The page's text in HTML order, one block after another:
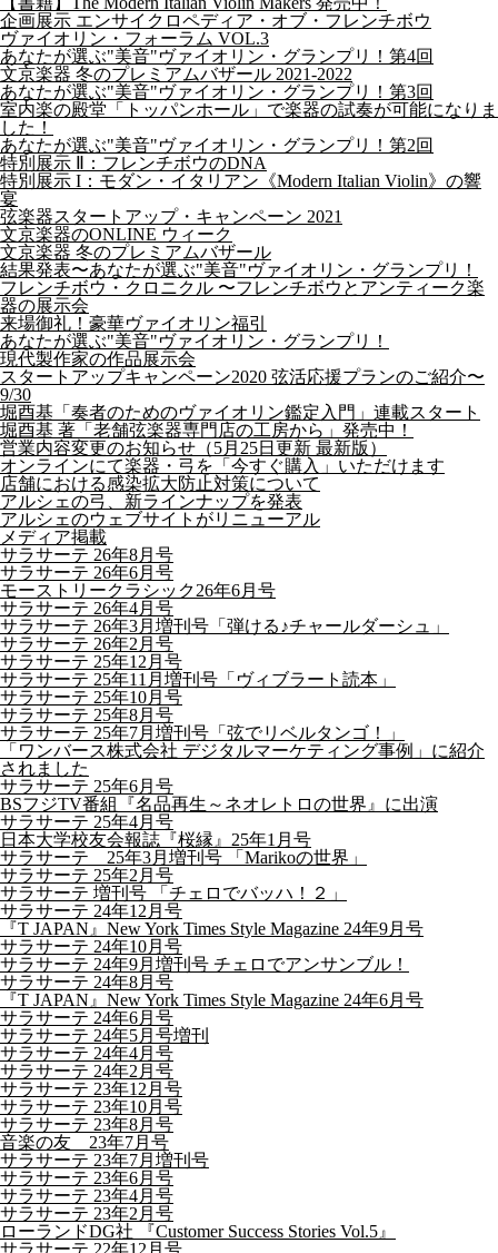
企画展示 エンサイクロペディア・オブ・フレンチボウ
ヴァイオリン・フォーラム VOL.3
あなたが選ぶ"美音"ヴァイオリン・グランプリ！第4回
文京楽器 冬のプレミアムバザール 2021-2022
あなたが選ぶ"美音"ヴァイオリン・グランプリ！第3回
室内楽の殿堂「トッパンホール」で楽器の試奏が可能になりま
した！
あなたが選ぶ"美音"ヴァイオリン・グランプリ！第2回
特別展示 Ⅱ：フレンチボウのDNA
特別展示 I：モダン・イタリアン《Modern Italian Violin》の響
宴
弦楽器スタートアップ・キャンペーン 2021
文京楽器のONLINE ウィーク
文京楽器 冬のプレミアムバザール
結果発表〜あなたが選ぶ"美音"ヴァイオリン・グランプリ！
フレンチボウ・クロニクル 〜フレンチボウとアンティーク楽
器の展示会
来場御礼！豪華ヴァイオリン福引
あなたが選ぶ"美音"ヴァイオリン・グランプリ！
現代製作家の作品展示会
スタートアップキャンペーン2020 弦活応援プランのご紹介〜
9/30
堀酉基「奏者のためのヴァイオリン鑑定入門」連載スタート
堀酉基 著「老舗弦楽器専門店の工房から」発売中！
営業内容変更のお知らせ（5月25日更新 最新版）
オンラインにて楽器・弓を「今すぐ購入」いただけます
店舗における感染拡大防止対策について
アルシェの弓、新ラインナップを発表
アルシェのウェブサイトがリニューアル
メディア掲載
サラサーテ 26年8月号
サラサーテ 26年6月号
モーストリークラシック26年6月号
サラサーテ 26年4月号
サラサーテ 26年3月増刊号「弾ける♪チャールダーシュ」
サラサーテ 26年2月号
サラサーテ 25年12月号
サラサーテ 25年11月増刊号「ヴィブラート読本」
サラサーテ 25年10月号
サラサーテ 25年8月号
サラサーテ 25年7月増刊号「弦でリベルタンゴ！」
「ワンバース株式会社 デジタルマーケティング事例」に紹介
されました
サラサーテ 25年6月号
BSフジTV番組『名品再生～ネオレトロの世界』に出演
サラサーテ 25年4月号
日本大学校友会報誌『桜縁』25年1月号
サラサーテ 25年3月増刊号 「Marikoの世界」
サラサーテ 25年2月号
サラサーテ 増刊号 「チェロでバッハ！２」
サラサーテ 24年12月号
『T JAPAN』New York Times Style Magazine 24年9月号
サラサーテ 24年10月号
サラサーテ 24年9月増刊号 チェロでアンサンブル！
サラサーテ 24年8月号
『T JAPAN』New York Times Style Magazine 24年6月号
サラサーテ 24年6月号
サラサーテ 24年5月号増刊
サラサーテ 24年4月号
サラサーテ 24年2月号
サラサーテ 23年12月号
サラサーテ 23年10月号
サラサーテ 23年8月号
音楽の友 23年7月号
サラサーテ 23年7月増刊号
サラサーテ 23年6月号
サラサーテ 23年4月号
サラサーテ 23年2月号
ローランドDG社 『Customer Success Stories Vol.5』
サラサーテ 22年12月号